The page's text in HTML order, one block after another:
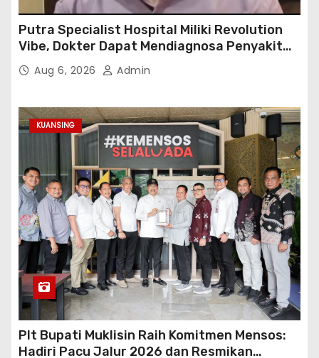
Putra Specialist Hospital Miliki Revolution
Vibe, Dokter Dapat Mendiagnosa Penyakit
dengan Tepat
Aug 6, 2026 Admin
KUANSING
Plt Bupati Muklisin Raih Komitmen Mensos:
Hadiri Pacu Jalur 2026 dan Resmikan